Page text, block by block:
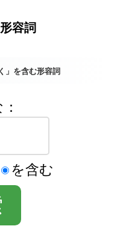
容詞
」を含む形容詞
を含む